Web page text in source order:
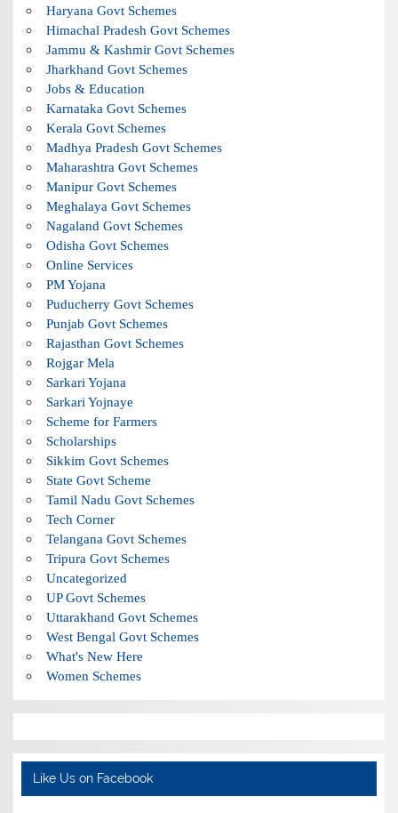
Haryana Govt Schemes
Himachal Pradesh Govt Schemes
Jammu & Kashmir Govt Schemes
Jharkhand Govt Schemes
Jobs & Education
Karnataka Govt Schemes
Kerala Govt Schemes
Madhya Pradesh Govt Schemes
Maharashtra Govt Schemes
Manipur Govt Schemes
Meghalaya Govt Schemes
Nagaland Govt Schemes
Odisha Govt Schemes
Online Services
PM Yojana
Puducherry Govt Schemes
Punjab Govt Schemes
Rajasthan Govt Schemes
Rojgar Mela
Sarkari Yojana
Sarkari Yojnaye
Scheme for Farmers
Scholarships
Sikkim Govt Schemes
State Govt Scheme
Tamil Nadu Govt Schemes
Tech Corner
Telangana Govt Schemes
Tripura Govt Schemes
Uncategorized
UP Govt Schemes
Uttarakhand Govt Schemes
West Bengal Govt Schemes
What's New Here
Women Schemes
Like Us on Facebook